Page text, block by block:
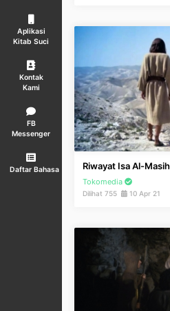
Aplikasi
Kitab Suci
Kontak
Kami
FB
Messenger
Daftar Bahasa Riwayat Isa Al-
Tokomedia
Dilihat 755 10 Apr 21